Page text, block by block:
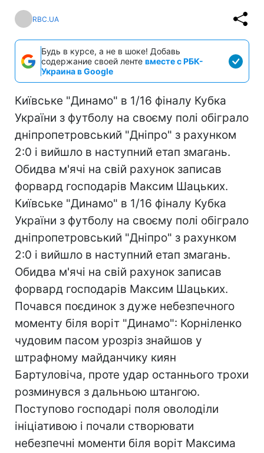
RBC.UA
Будь в курсе, а не в шоке! Добавь
содержание своей ленте вместе с РБК-
Украина в Google
Київське "Динамо" в 1/16 фіналу Кубка
України з футболу на своєму полі обіграло
дніпропетровський "Дніпро" з рахунком
2:0 і вийшло в наступний етап змагань.
Обидва м'ячі на свій рахунок записав
форвард господарів Максим Шацьких.
Київське "Динамо" в 1/16 фіналу Кубка
України з футболу на своєму полі обіграло
дніпропетровський "Дніпро" з рахунком
2:0 і вийшло в наступний етап змагань.
Обидва м'ячі на свій рахунок записав
форвард господарів Максим Шацьких.
Почався поєдинок з дуже небезпечного
моменту біля воріт "Динамо": Корніленко
чудовим пасом урозріз знайшов у
штрафному майданчику киян
Бартуловіча, проте удар останнього трохи
розминувся з дальньою штангою.
Поступово господарі поля оволоділи
ініціативою і почали створювати
небезпечні моменти біля воріт Максима